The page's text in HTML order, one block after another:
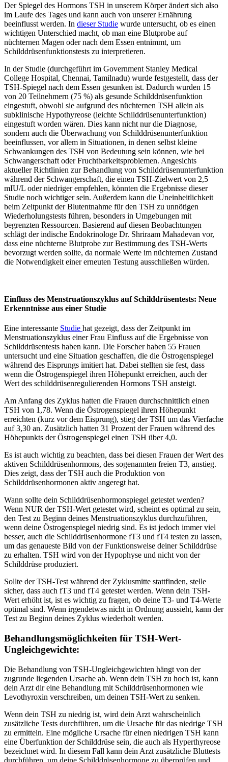
Der Spiegel des Hormons TSH in unserem Körper ändert sich also
im Laufe des Tages und kann auch von unserer Ernährung
beeinflusst werden. In dieser Studie wurde untersucht, ob es einen
wichtigen Unterschied macht, ob man eine Blutprobe auf
nüchternen Magen oder nach dem Essen entnimmt, um
Schilddrüsenfunktionstests zu interpretieren.
In der Studie (durchgeführt im Government Stanley Medical
College Hospital, Chennai, Tamilnadu) wurde festgestellt, dass der
TSH-Spiegel nach dem Essen gesunken ist. Dadurch wurden 15
von 20 Teilnehmern (75 %) als gesunde Schilddrüsenfunktion
eingestuft, obwohl sie aufgrund des nüchternen TSH allein als
subklinische Hypothyreose (leichte Schilddrüsenunterfunktion)
eingestuft worden wären. Dies kann nicht nur die Diagnose,
sondern auch die Überwachung von Schilddrüsenunterfunktion
beeinflussen, vor allem in Situationen, in denen selbst kleine
Schwankungen des TSH von Bedeutung sein können, wie bei
Schwangerschaft oder Fruchtbarkeitsproblemen. Angesichts
aktueller Richtlinien zur Behandlung von Schilddrüsenunterfunktion
während der Schwangerschaft, die einen TSH-Zielwert von 2,5
mIU/L oder niedriger empfehlen, könnten die Ergebnisse dieser
Studie noch wichtiger sein. Außerdem kann die Uneinheitlichkeit
beim Zeitpunkt der Blutentnahme für den TSH zu unnötigen
Wiederholungstests führen, besonders in Umgebungen mit
begrenzten Ressourcen. Basierend auf diesen Beobachtungen
schlägt der indische Endokrinologe Dr. Shriraam Mahadevan vor,
dass eine nüchterne Blutprobe zur Bestimmung des TSH-Werts
bevorzugt werden sollte, da normale Werte im nüchternen Zustand
die Notwendigkeit einer erneuten Testung ausschließen würden.
Einfluss des Menstruationszyklus auf Schilddrüsentests: Neue
Erkenntnisse aus einer Studie
Eine interessante Studie hat gezeigt, dass der Zeitpunkt im
Menstruationszyklus einer Frau Einfluss auf die Ergebnisse von
Schilddrüsentests haben kann. Die Forscher haben 55 Frauen
untersucht und eine Situation geschaffen, die die Östrogenspiegel
während des Eisprungs imitiert hat. Dabei stellten sie fest, dass
wenn die Östrogenspiegel ihren Höhepunkt erreichen, auch der
Wert des schilddrüsenregulierenden Hormons TSH ansteigt.
Am Anfang des Zyklus hatten die Frauen durchschnittlich einen
TSH von 1,78. Wenn die Östrogenspiegel ihren Höhepunkt
erreichten (kurz vor dem Eisprung), stieg der TSH um das Vierfache
auf 3,30 an. Zusätzlich hatten 31 Prozent der Frauen während des
Höhepunkts der Östrogenspiegel einen TSH über 4,0.
Es ist auch wichtig zu beachten, dass bei diesen Frauen der Wert des
aktiven Schilddrüsenhormons, des sogenannten freien T3, anstieg.
Dies zeigt, dass der TSH auch die Produktion von
Schilddrüsenhormonen aktiv angeregt hat.
Wann sollte dein Schilddrüsenhormonspiegel getestet werden?
Wenn NUR der TSH-Wert getestet wird, scheint es optimal zu sein,
den Test zu Beginn deines Menstruationszyklus durchzuführen,
wenn deine Östrogenspiegel niedrig sind. Es ist jedoch immer viel
besser, auch die Schilddrüsenhormone fT3 und fT4 testen zu lassen,
um das genaueste Bild von der Funktionsweise deiner Schilddrüse
zu erhalten. TSH wird von der Hypophyse und nicht von der
Schilddrüse produziert.
Sollte der TSH-Test während der Zyklusmitte stattfinden, stelle
sicher, dass auch fT3 und fT4 getestet werden. Wenn dein TSH-
Wert erhöht ist, ist es wichtig zu fragen, ob deine T3- und T4-Werte
optimal sind. Wenn irgendetwas nicht in Ordnung aussieht, kann der
Test zu Beginn deines Zyklus wiederholt werden.
Behandlungsmöglichkeiten für TSH-Wert-
Ungleichgewichte:
Die Behandlung von TSH-Ungleichgewichten hängt von der
zugrunde liegenden Ursache ab. Wenn dein TSH zu hoch ist, kann
dein Arzt dir eine Behandlung mit Schilddrüsenhormonen wie
Levothyroxin verschreiben, um deinen TSH-Wert zu senken.
Wenn dein TSH zu niedrig ist, wird dein Arzt wahrscheinlich
zusätzliche Tests durchführen, um die Ursache für das niedrige TSH
zu ermitteln. Eine mögliche Ursache für einen niedrigen TSH kann
eine Überfunktion der Schilddrüse sein, die auch als Hyperthyreose
bezeichnet wird. In diesem Fall kann dein Arzt zusätzliche Bluttests
durchführen, um deine Schilddrüsenhormone zu überprüfen und